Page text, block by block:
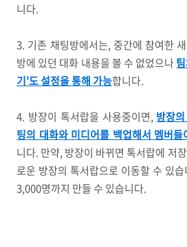
니다.
3. 기존 채팅방에서는, 중간에 참여한
방에 있던 대화 내용을 볼 수 없었으나
기'도 설정을 통해 가능합니다.
4. 방장이 톡서랍을 사용중이면, 방장
팅의 대화와 미디어를 백업해서 멤버들
니다. 만약, 방장이 바뀌면 톡서랍에 저
로운 방장의 톡서랍으로 이동할 수 있
3,000명까지 만들 수 있습니다.